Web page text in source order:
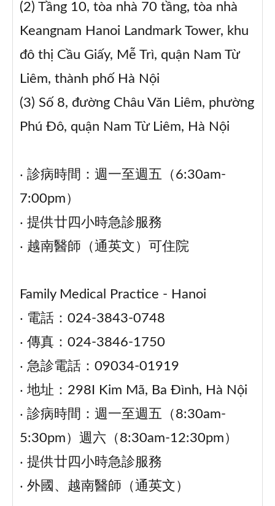
(2) Tầng 10, tòa nhà 70 tầng, tòa nhà
Keangnam Hanoi Landmark Tower, khu
đô thị Cầu Giấy, Mễ Trì, quận Nam Từ
Liêm, thành phố Hà Nội
(3) Số 8, đường Châu Văn Liêm, phường
Phú Đô, quận Nam Từ Liêm, Hà Nội
‧ 診病時間：週一至週五（6:30am-
7:00pm）
‧ 提供廿四小時急診服務
‧ 越南醫師（通英文）可住院
Family Medical Practice - Hanoi
‧ 電話：024-3843-0748
‧ 傳真：024-3846-1750
‧ 急診電話：09034-01919
‧ 地址：298I Kim Mã, Ba Đình, Hà Nội
‧ 診病時間：週一至週五（8:30am-
5:30pm）週六（8:30am-12:30pm）
‧ 提供廿四小時急診服務
‧ 外國、越南醫師（通英文）